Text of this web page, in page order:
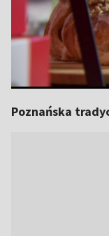
Poznańska